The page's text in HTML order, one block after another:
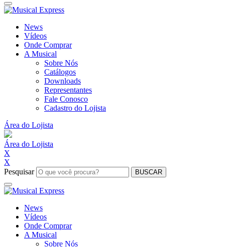
News
Vídeos
Onde Comprar
A Musical
Sobre Nós
Catálogos
Downloads
Representantes
Fale Conosco
Cadastro do Lojista
Área do Lojista
Área do Lojista
X
X
Pesquisar
BUSCAR
News
Vídeos
Onde Comprar
A Musical
Sobre Nós